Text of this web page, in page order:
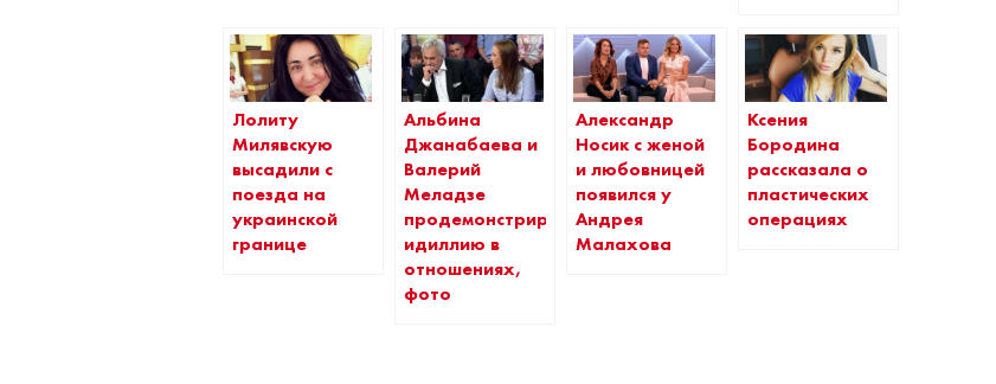
Лолиту
Милявскую
высадили с
поезда на
украинской
границе
Альбина
Джанабаева и
Валерий
Меладзе
продемонстрировали
идиллию в
отношениях,
фото
Александр
Носик с женой
и любовницей
появился у
Андрея
Малахова
Ксения
Бородина
рассказала о
пластических
операциях